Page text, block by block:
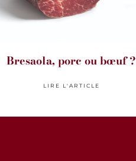
Bresaola, porc ou bœuf ?
LIRE L'ARTICLE